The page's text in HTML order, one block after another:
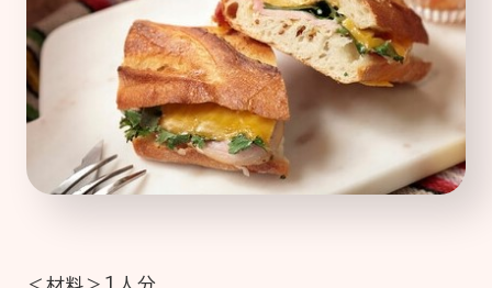
＜材料＞1人分